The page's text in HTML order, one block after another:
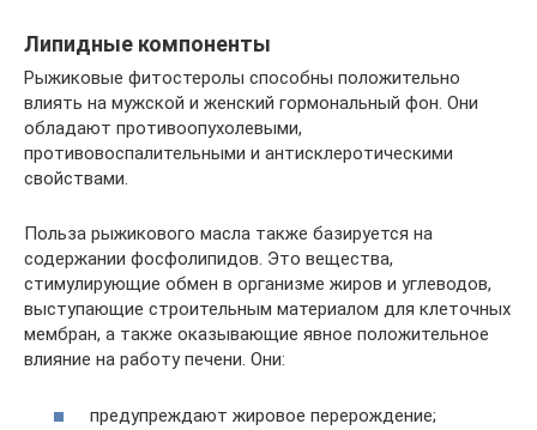
Липидные компоненты
Рыжиковые фитостеролы способны положительно
влиять на мужской и женский гормональный фон. Они
обладают противоопухолевыми,
противовоспалительными и антисклеротическими
свойствами.
Польза рыжикового масла также базируется на
содержании фосфолипидов. Это вещества,
стимулирующие обмен в организме жиров и углеводов,
выступающие строительным материалом для клеточных
мембран, а также оказывающие явное положительное
влияние на работу печени. Они:
предупреждают жировое перерождение;